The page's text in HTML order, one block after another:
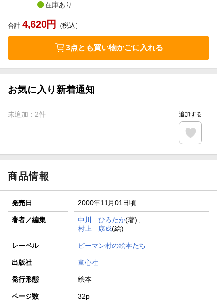
在庫あり
合計 4,620円 （税込）
3点とも買い物かごに入れる
お気に入り新着通知
未追加： 2件 追加する
商品情報
発売日 2000年11月01日頃
著者／編集 中川 ひろたか(著) ,
村上 康成(絵)
レーベル ピーマン村の絵本たち
出版社 童心社
発行形態 絵本
ページ数 32p